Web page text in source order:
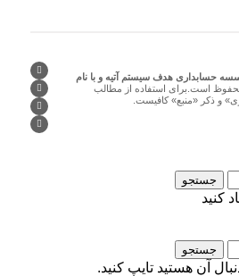
حسابداری هدف سیستم آتیه و با نام
است.برای استفاده از مطالب
و ذکر «منبع» کافیست.
جستجو
کنید
جستجو
آن هستید تایپ کنید.